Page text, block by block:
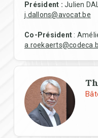
Président : Julien
j.dallons@avocat.be
Co-Président :